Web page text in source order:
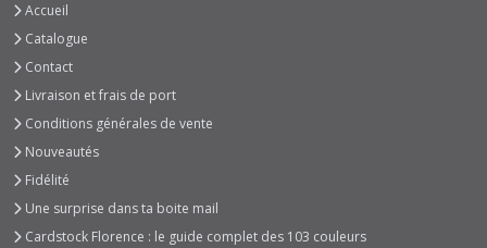
Accueil
Catalogue
Contact
Livraison et frais de port
Conditions générales de vente
Nouveautés
Fidélité
Une surprise dans ta boite mail
Cardstock Florence : le guide complet des 103 couleurs